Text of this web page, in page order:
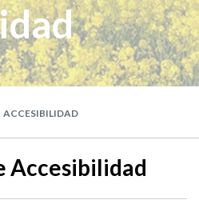
ACCESIBILIDAD
Accesibilidad